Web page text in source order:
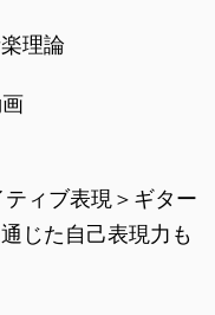
理論
ィブ表現＞ギター
じた自己表現力も